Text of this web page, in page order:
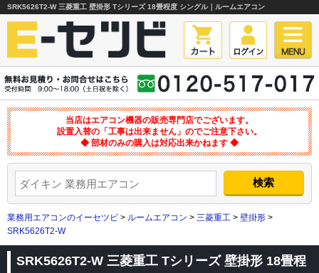
SRK5626T2-W 三菱重工 壁掛形 Tシリーズ 18畳程度 シングル｜ルームエアコン
当店はエアコン機器の販売専門店でございます。
設置入替の「工事は出来ません」のでご注意下さい。
◆ 部材のみの購入は対応出来かねます ◆
業務用エアコンのイーセツビ > ルームエアコン > 三菱重工 > 壁掛形 >
SRK5626T2-W
SRK5626T2-W 三菱重工 Tシリーズ 壁掛形 18畳程